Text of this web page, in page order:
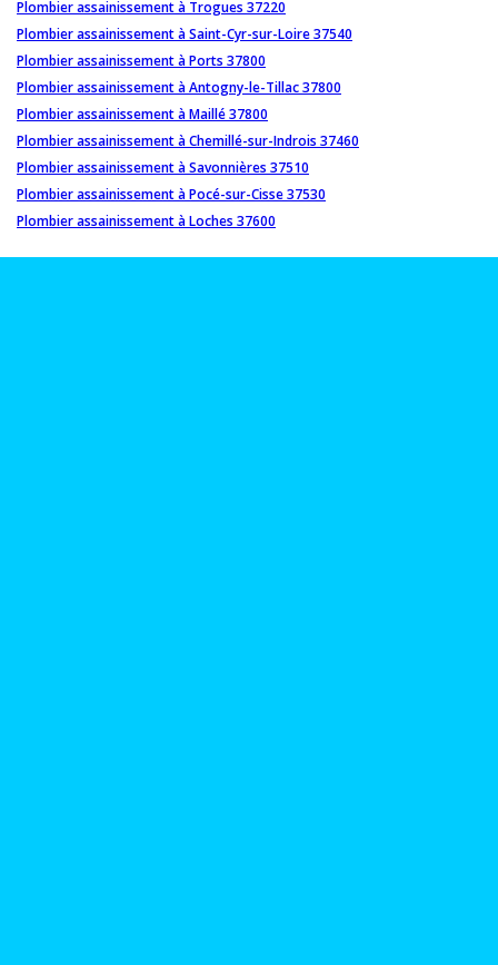
Plombier assainissement à Trogues 37220
Plombier assainissement à Saint-Cyr-sur-Loire 37540
Plombier assainissement à Ports 37800
Plombier assainissement à Antogny-le-Tillac 37800
Plombier assainissement à Maillé 37800
Plombier assainissement à Chemillé-sur-Indrois 37460
Plombier assainissement à Savonnières 37510
Plombier assainissement à Pocé-sur-Cisse 37530
Plombier assainissement à Loches 37600